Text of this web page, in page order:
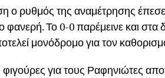
ο ρυθμός της αναμέτρησης
φανερή. Το 0-0 παρέμεινε και
μονόδρομο για τον
φιγούρες για τους Ραφηνιώτες